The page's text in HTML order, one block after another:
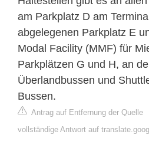
am Parkplatz D am
abgelegenen Parkplatz E
Modal Facility (MMF) für
Parkplätzen G und H, an
Überlandbussen und
Bussen.
Antrag auf Entfernung der Quelle
vollständige Antwort auf